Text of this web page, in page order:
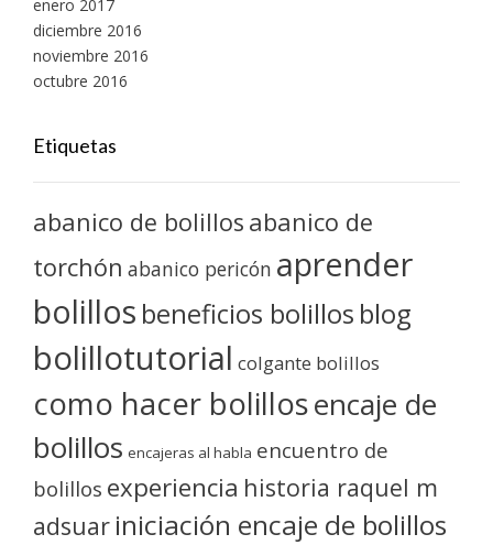
enero 2017
diciembre 2016
noviembre 2016
octubre 2016
Etiquetas
abanico de bolillos abanico de
torchón abanico pericón aprender
bolillos beneficios bolillos blog
bolillotutorial colgante bolillos
como hacer bolillosencaje de
bolillos encajeras al habla encuentro de
bolillos experiencia historia raquel m
adsuar iniciación encaje de bolillos